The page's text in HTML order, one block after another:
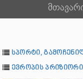
სპორტი,
ევროპის პრიზიორი